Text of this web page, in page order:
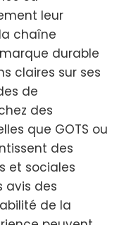
leur
chaîne
durable
claires sur ses
de
des
que GOTS ou
des
et sociales
avis des
de la